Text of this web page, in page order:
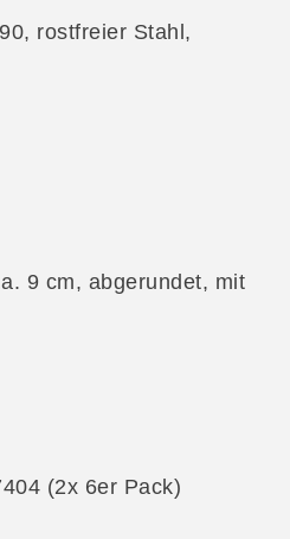
rostfreier Stahl,
9 cm, abgerundet, mit
(2x 6er Pack)